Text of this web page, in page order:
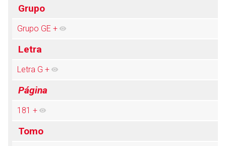
Grupo
Grupo GE +
Letra
Letra G +
Página
181 +
Tomo